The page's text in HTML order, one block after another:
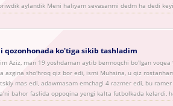
aylandik Meni haliyam sevasanmi dedm ha dedi
qozonhonada ko'tiga sikib tashladim
Aziz, man 19 yoshdaman aytib bermoqchi bo'lgan
azgina sho'hroq qiz bor edi, ismi Muhsina, u qiz
mas edi, adawmasam emchagi 4 razmer edi, bu
bahor faslida oppoqina yengi kalta futbolkada kelardi,